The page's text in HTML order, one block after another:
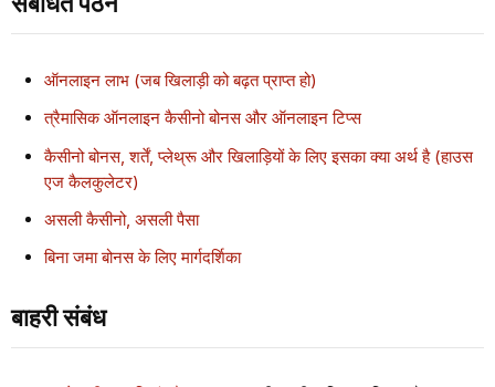
ऑनलाइन लाभ (जब खिलाड़ी को बढ़त प्राप्त हो)
त्रैमासिक ऑनलाइन कैसीनो बोनस और ऑनलाइन टिप्स
कैसीनो बोनस, शर्तें, प्लेथ्रू और खिलाड़ियों के लिए इसका क्या अर्थ है (हाउस
एज कैलकुलेटर)
असली कैसीनो, असली पैसा
बिना जमा बोनस के लिए मार्गदर्शिका
बाहरी संबंध